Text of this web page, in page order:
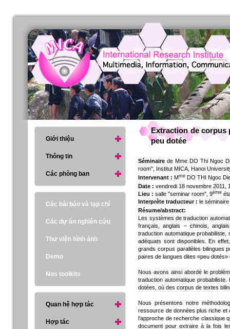
Extraction de corpus
peu dotée
Séminaire de Mme DO Thi Ngoc
room", Institut MICA, Hanoi
Intervenant : Mme DO THI Ngoc
Date : vendredi 18 novembre 2011,
Lieu : salle "seminar room", 9ème
Interprète traducteur : le
Résume/abstract:
Les systèmes de traduction
français, anglais – chinois,
traduction automatique
adéquats sont disponibles. En
grands corpus parallèles bilingues
paires de langues dites «peu
Nous avons ainsi abordé le
traduction automatique
dotées, où des corpus de textes
Nous présentons notre
ressource de données plus riche et
l'approche de recherche classique
document pour extraire à la fois
Giới thiệu
Thông tin
Các phòng ban
Các bài báo và tạp chí
Các dự án nghiên cứu
Thư viện hình ảnh
Demo
Nos toolkits
Quan hệ hợp tác
Hợp tác